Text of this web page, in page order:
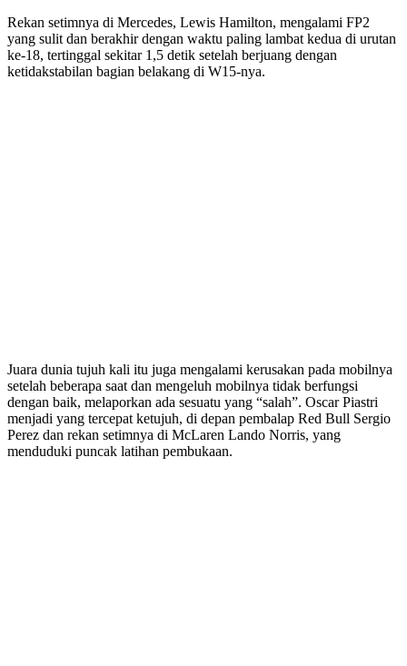
Rekan setimnya di Mercedes, Lewis Hamilton, mengalami FP2
yang sulit dan berakhir dengan waktu paling lambat kedua di urutan
ke-18, tertinggal sekitar 1,5 detik setelah berjuang dengan
ketidakstabilan bagian belakang di W15-nya.
Juara dunia tujuh kali itu juga mengalami kerusakan pada mobilnya
setelah beberapa saat dan mengeluh mobilnya tidak berfungsi
dengan baik, melaporkan ada sesuatu yang “salah”. Oscar Piastri
menjadi yang tercepat ketujuh, di depan pembalap Red Bull Sergio
Perez dan rekan setimnya di McLaren Lando Norris, yang
menduduki puncak latihan pembukaan.